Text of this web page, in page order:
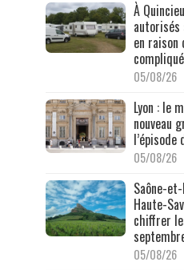
À
en raison
compliqué
05/08/26
Lyon : le
nouveau
l’épisode
05/08/26
Saône-
Haute-
chiffrer
05/08/26